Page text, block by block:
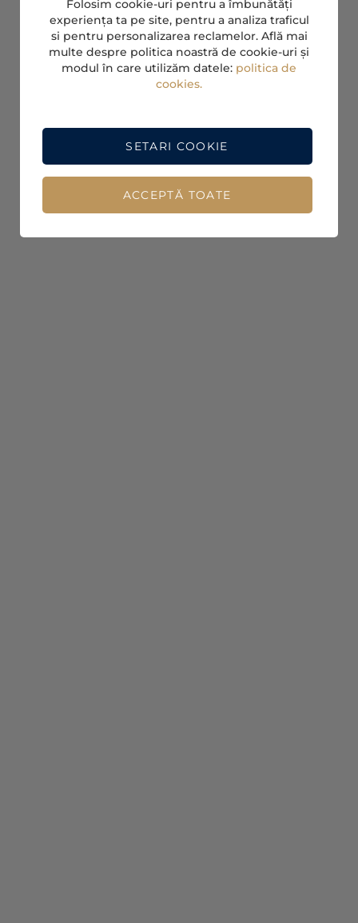
Folosim cookie-uri pentru a îmbunătăți
experiența ta pe site, pentru a analiza traficul
si pentru personalizarea reclamelor. Află mai
multe despre politica noastră de cookie-uri și
modul în care utilizăm datele: politica de
cookies.
ACCEPTĂ TOATE
SETARI COOKIE